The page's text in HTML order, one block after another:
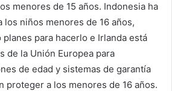
menores de 15 años. Indonesia ha
los niños menores de 16 años,
planes para hacerlo e Irlanda está
de la Unión Europea para
de edad y sistemas de garantía
proteger a los menores de 16 años.